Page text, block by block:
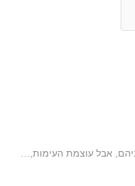
אבל עוצמת העימות,…